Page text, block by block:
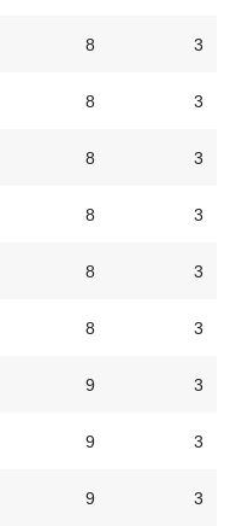
8 3
8 3
8 3
8 3
8 3
8 3
9 3
9 3
9 3